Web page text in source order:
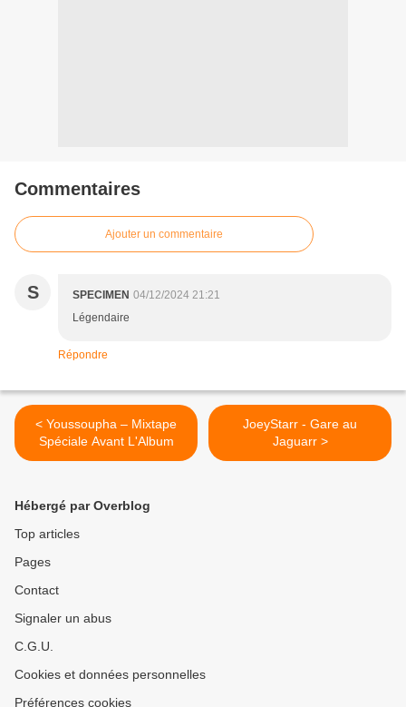
Commentaires
Ajouter un commentaire
S SPECIMEN 04/12/2024 21:21
Légendaire
Répondre
< Youssoupha – Mixtape
Spéciale Avant L'Album
JoeyStarr - Gare au
Jaguarr >
Hébergé par Overblog
Top articles
Pages
Contact
Signaler un abus
C.G.U.
Cookies et données personnelles
Préférences cookies